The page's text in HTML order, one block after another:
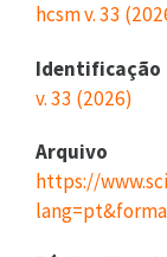
hcsm v. 33
Identificação
v. 33 (2026)
Arquivo
https://